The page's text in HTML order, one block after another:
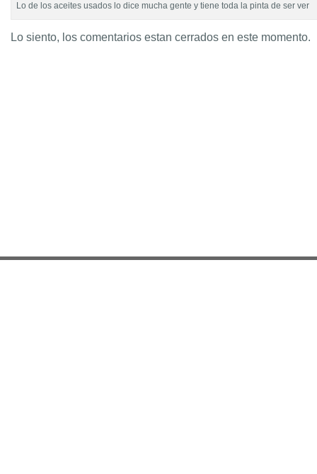
Lo de los aceites usados lo dice mucha gente y tiene toda la pinta de ser ver
Lo siento, los comentarios estan cerrados en este momento.